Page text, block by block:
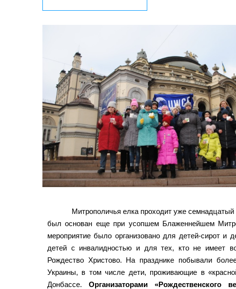
Митрополичья елка проходит уже семнадцатый
был основан еще при усопшем Блаженнейшем
мероприятие было организовано для детей-сирот и
детей с инвалидностью и для тех, кто не имеет
Рождество Христово. На празднике побывали
Украины, в том числе дети, проживающие в
Донбассе. Организаторами «Рождественского